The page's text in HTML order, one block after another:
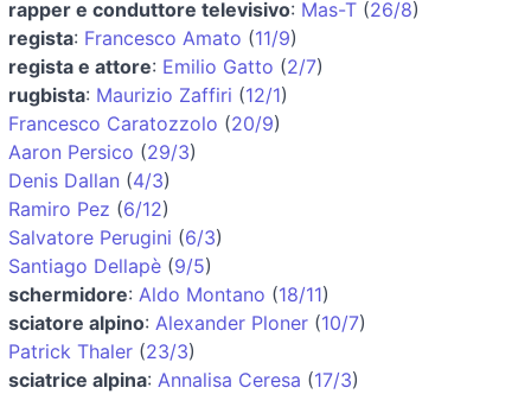
rapper e conduttore televisivo: Mas-T (26/8)
regista: Francesco Amato (11/9)
regista e attore: Emilio Gatto (2/7)
rugbista: Maurizio Zaffiri (12/1)
Francesco Caratozzolo (20/9)
Aaron Persico (29/3)
Denis Dallan (4/3)
Ramiro Pez (6/12)
Salvatore Perugini (6/3)
Santiago Dellapè (9/5)
schermidore: Aldo Montano (18/11)
sciatore alpino: Alexander Ploner (10/7)
Patrick Thaler (23/3)
sciatrice alpina: Annalisa Ceresa (17/3)